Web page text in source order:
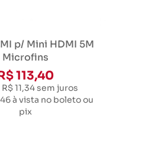
p/ Mini HDMI 5M
Microfins
113,40
11,34sem juros
à vista no boleto ou
pix